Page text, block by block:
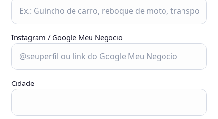
Instagram / Google Meu Negocio
Cidade